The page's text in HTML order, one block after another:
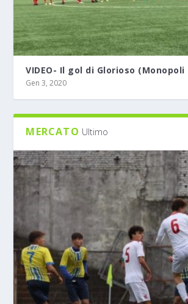
VIDEO- Il gol di Glorioso (Monopoli
Gen 3, 2020
MERCATO Ultimo